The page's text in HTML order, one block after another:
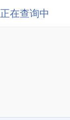
正在查询中